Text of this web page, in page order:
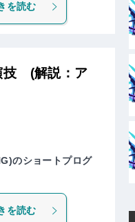
を読む
技 (解説：ア
のショートプログ
を読む